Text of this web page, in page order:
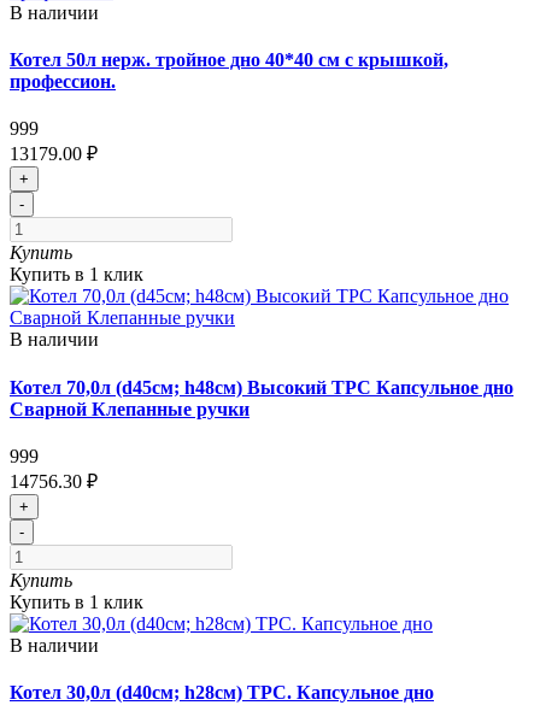
В наличии
Котел 50л нерж. тройное дно 40*40 см с крышкой,
профессион.
999
13179.00 ₽
+
-
Купить
Купить в 1 клик
В наличии
Котел 70,0л (d45см; h48см) Высокий ТРС Капсульное дно
Сварной Клепанные ручки
999
14756.30 ₽
+
-
Купить
Купить в 1 клик
В наличии
Котел 30,0л (d40см; h28см) ТРС. Капсульное дно